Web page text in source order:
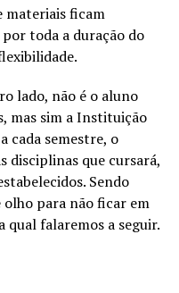
materiais ficam
toda a duração do
lado, não é o aluno
mas sim a Instituição
cada semestre, o
disciplinas que cursará,
Sendo
olho para não ficar em
falaremos a seguir.